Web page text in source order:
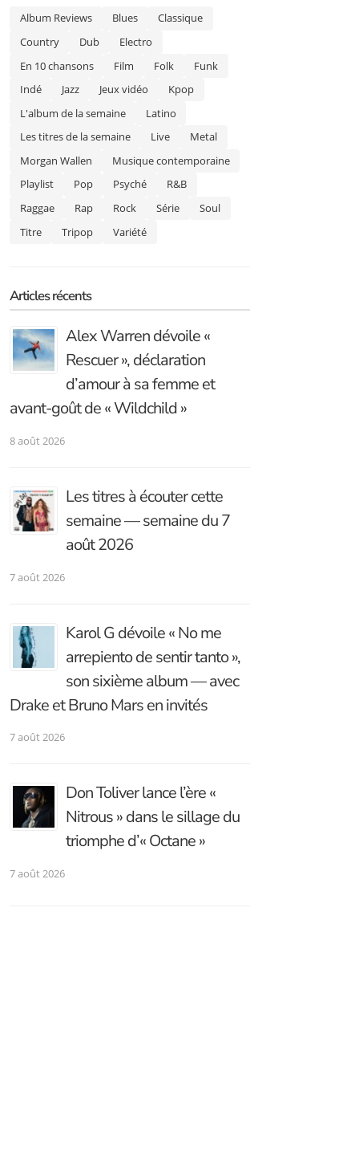
Album Reviews Blues
Classique
Country
Dub
Electro
En 10 chansons
Film Folk
Funk
Indé
Jazz Jeux vidéo
Kpop
L'album de la semaine
Latino
Les titres de la semaine
Live
Metal
Morgan Wallen
Musique contemporaine
Playlist
Pop Psyché
R&B
Raggae
Rap Rock Série
Soul
Titre
Tripop Variété
Articles récents
Alex Warren dévoile «
Rescuer », déclaration
d’amour à sa femme et
avant-goût de « Wildchild »
8 août 2026
Les titres à écouter cette
semaine — semaine du 7
août 2026
7 août 2026
Karol G dévoile « No me
arrepiento de sentir tanto »,
son sixième album — avec
Drake et Bruno Mars en invités
7 août 2026
Don Toliver lance l’ère «
Nitrous » dans le sillage du
triomphe d’« Octane »
7 août 2026